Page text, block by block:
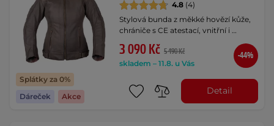
Splátky za 0%
Dáreček
Akce
4.8 (4)
Stylová bunda z měkké hovězí kůže,
chrániče s CE atestací, vnitřní i …
3 090 Kč 5 490 Kč
skladem – 11.8. u Vás
-44%
Detail